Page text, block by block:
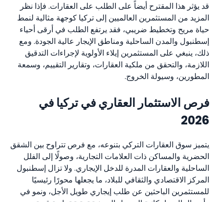
قد يؤثر هذا المقترح أيضاً على الطلب على العقارات. فإذا نظر
المزيد من المستثمرين العالميين إلى تركيا كوجهة مثالية لنمط
حياة مريح وتخطيط ضريبي، فقد يرتفع الطلب في أرقى أحياء
إسطنبول والمدن الساحلية ومناطق الإيجار عالية الجودة. ومع
ذلك، ينبغي على المستثمرين إيلاء الأولوية لإجراءات التدقيق
اللازمة، والتحقق من ملكية العقارات، وتقارير التقييم، وسمعة
المطورين، وسيولة الخروج.
فرص الاستثمار العقاري في تركيا في
2026
يتميز سوق العقارات التركي بتنوعه، مع فرص تتراوح بين الشقق
الحضرية والمساكن ذات العلامات التجارية، وصولًا إلى الفلل
الساحلية والعقارات المدرة للدخل الإيجاري. ولا تزال إسطنبول
المركز الاقتصادي والثقافي للبلاد، ما يجعلها محورًا رئيسيًا
للمستثمرين الباحثين عن طلب إيجاري طويل الأجل، ونمو في